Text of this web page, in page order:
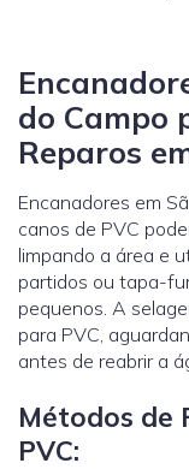
do Campo
Reparos
Encanadores em
canos de PVC
limpando a área e
partidos ou tapa-
pequenos. A
para PVC,
antes de reabrir a
Métodos de
PVC: